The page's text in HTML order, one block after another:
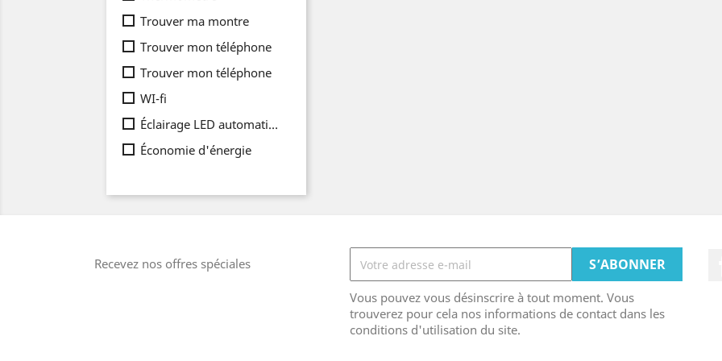
Trouver ma montre
Trouver mon téléphone
Trouver mon téléphone
WI-fi
Éclairage LED automatique
Économie d'énergie
Recevez nos offres spéciales
Vous pouvez vous désinscrire à tout moment. Vous
trouverez pour cela nos informations de contact dans les
conditions d'utilisation du site.